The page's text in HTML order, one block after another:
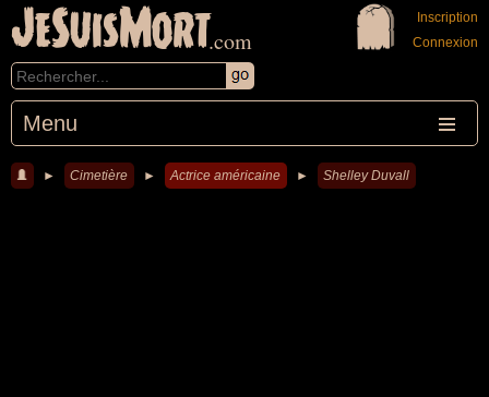
JeSuisMort.com
Menu
Inscription
Connexion
► Cimetière ► Actrice américaine ► Shelley Duvall